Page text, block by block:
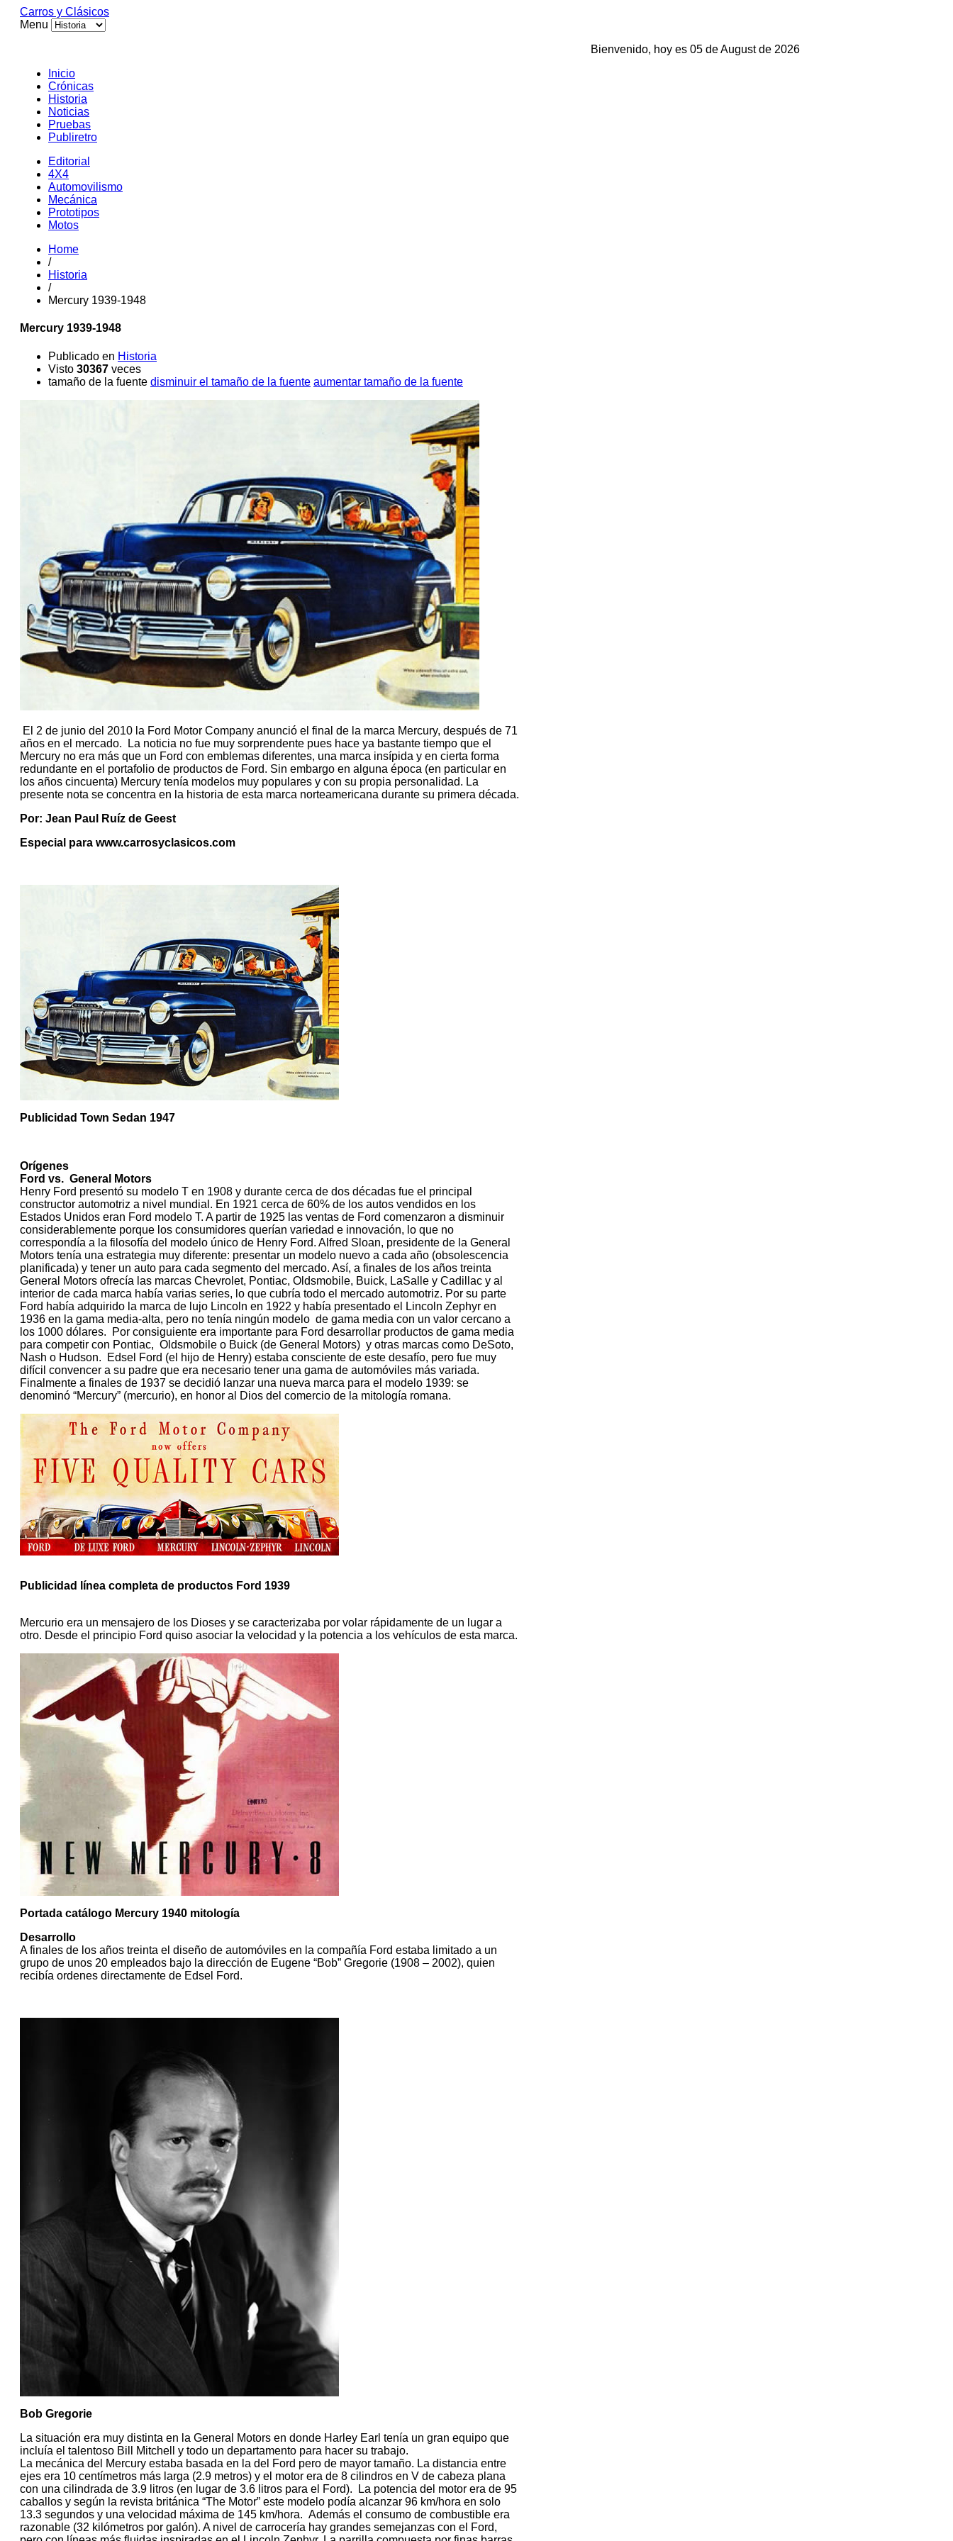
Carros y Clásicos
Menu
Bienvenido, hoy es 05 de August de 2026
Inicio
Crónicas
Historia
Noticias
Pruebas
Publiretro
Editorial
4X4
Automovilismo
Mecánica
Prototipos
Motos
Home
/
Historia
/
Mercury 1939-1948
Mercury 1939-1948
Publicado en Historia
Visto 30367 veces
tamaño de la fuente disminuir el tamaño de la fuente aumentar tamaño de la fuente
El 2 de junio del 2010 la Ford Motor Company anunció el final de la marca Mercury, después de 71
años en el mercado. La noticia no fue muy sorprendente pues hace ya bastante tiempo que el
Mercury no era más que un Ford con emblemas diferentes, una marca insípida y en cierta forma
redundante en el portafolio de productos de Ford. Sin embargo en alguna época (en particular en
los años cincuenta) Mercury tenía modelos muy populares y con su propia personalidad. La
presente nota se concentra en la historia de esta marca norteamericana durante su primera década.
Por: Jean Paul Ruíz de Geest
Especial para www.carrosyclasicos.com
Publicidad Town Sedan 1947
Orígenes
Ford vs. General Motors
Henry Ford presentó su modelo T en 1908 y durante cerca de dos décadas fue el principal
constructor automotriz a nivel mundial. En 1921 cerca de 60% de los autos vendidos en los
Estados Unidos eran Ford modelo T. A partir de 1925 las ventas de Ford comenzaron a disminuir
considerablemente porque los consumidores querían variedad e innovación, lo que no
correspondía a la filosofía del modelo único de Henry Ford. Alfred Sloan, presidente de la General
Motors tenía una estrategia muy diferente: presentar un modelo nuevo a cada año (obsolescencia
planificada) y tener un auto para cada segmento del mercado. Así, a finales de los años treinta
General Motors ofrecía las marcas Chevrolet, Pontiac, Oldsmobile, Buick, LaSalle y Cadillac y al
interior de cada marca había varias series, lo que cubría todo el mercado automotriz. Por su parte
Ford había adquirido la marca de lujo Lincoln en 1922 y había presentado el Lincoln Zephyr en
1936 en la gama media-alta, pero no tenía ningún modelo de gama media con un valor cercano a
los 1000 dólares. Por consiguiente era importante para Ford desarrollar productos de gama media
para competir con Pontiac, Oldsmobile o Buick (de General Motors) y otras marcas como DeSoto,
Nash o Hudson. Edsel Ford (el hijo de Henry) estaba consciente de este desafío, pero fue muy
difícil convencer a su padre que era necesario tener una gama de automóviles más variada.
Finalmente a finales de 1937 se decidió lanzar una nueva marca para el modelo 1939: se
denominó “Mercury” (mercurio), en honor al Dios del comercio de la mitología romana.
Publicidad línea completa de productos Ford 1939
Mercurio era un mensajero de los Dioses y se caracterizaba por volar rápidamente de un lugar a
otro. Desde el principio Ford quiso asociar la velocidad y la potencia a los vehículos de esta marca.
Portada catálogo Mercury 1940 mitología
Desarrollo
A finales de los años treinta el diseño de automóviles en la compañía Ford estaba limitado a un
grupo de unos 20 empleados bajo la dirección de Eugene “Bob” Gregorie (1908 – 2002), quien
recibía ordenes directamente de Edsel Ford.
Bob Gregorie
La situación era muy distinta en la General Motors en donde Harley Earl tenía un gran equipo que
incluía el talentoso Bill Mitchell y todo un departamento para hacer su trabajo.
La mecánica del Mercury estaba basada en la del Ford pero de mayor tamaño. La distancia entre
ejes era 10 centímetros más larga (2.9 metros) y el motor era de 8 cilindros en V de cabeza plana
con una cilindrada de 3.9 litros (en lugar de 3.6 litros para el Ford). La potencia del motor era de 95
caballos y según la revista británica “The Motor” este modelo podía alcanzar 96 km/hora en solo
13.3 segundos y una velocidad máxima de 145 km/hora. Además el consumo de combustible era
razonable (32 kilómetros por galón). A nivel de carrocería hay grandes semejanzas con el Ford,